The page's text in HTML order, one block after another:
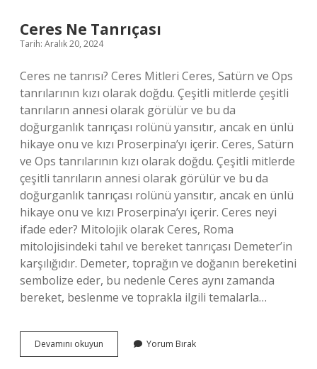
Ceres Ne Tanrıçası
Tarih: Aralık 20, 2024
Ceres ne tanrısı? Ceres Mitleri Ceres, Satürn ve Ops
tanrılarının kızı olarak doğdu. Çeşitli mitlerde çeşitli
tanrıların annesi olarak görülür ve bu da
doğurganlık tanrıçası rolünü yansıtır, ancak en ünlü
hikaye onu ve kızı Proserpina’yı içerir. Ceres, Satürn
ve Ops tanrılarının kızı olarak doğdu. Çeşitli mitlerde
çeşitli tanrıların annesi olarak görülür ve bu da
doğurganlık tanrıçası rolünü yansıtır, ancak en ünlü
hikaye onu ve kızı Proserpina’yı içerir. Ceres neyi
ifade eder? Mitolojik olarak Ceres, Roma
mitolojisindeki tahıl ve bereket tanrıçası Demeter’in
karşılığıdır. Demeter, toprağın ve doğanın bereketini
sembolize eder, bu nedenle Ceres aynı zamanda
bereket, beslenme ve toprakla ilgili temalarla…
Devamını okuyun
Ne
Yorum Bırak